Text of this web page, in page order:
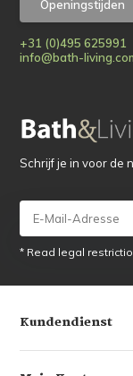
Openingstijden
+31 (0)495 625991
info@bath-
Schrijf je in voor de
* Read legal
Kundendienst